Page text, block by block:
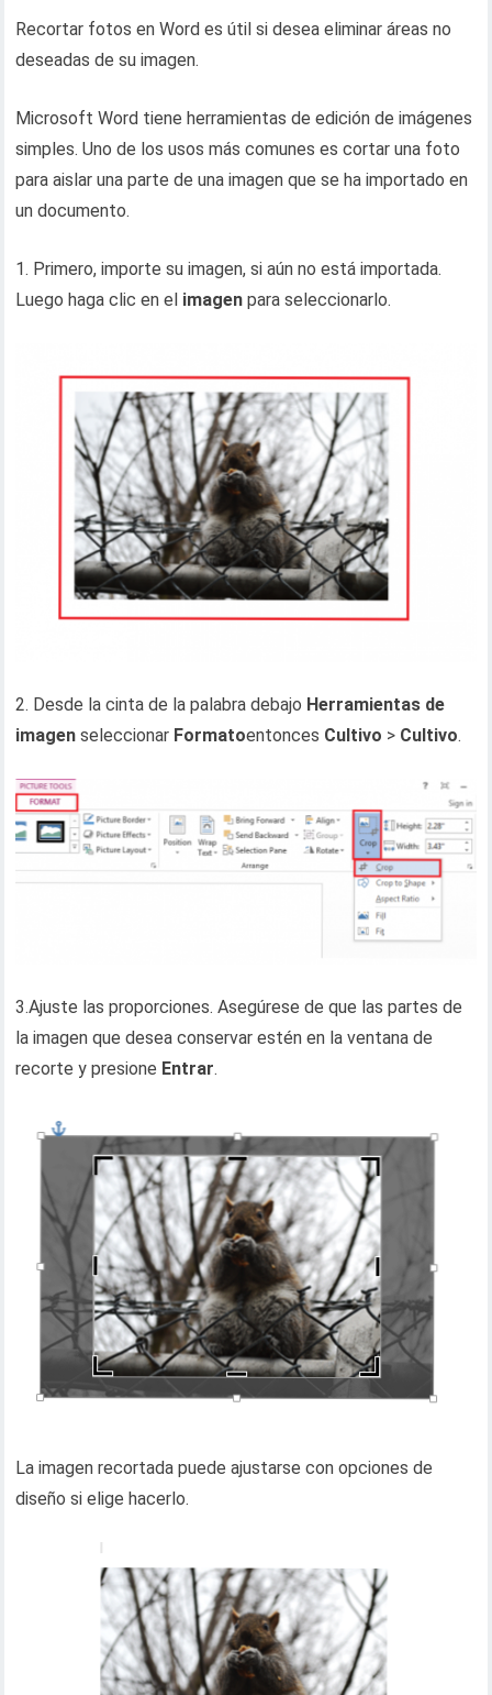
Recortar fotos en Word es útil si desea eliminar áreas no
deseadas de su imagen.
Microsoft Word tiene herramientas de edición de imágenes
simples. Uno de los usos más comunes es cortar una foto
para aislar una parte de una imagen que se ha importado en
un documento.
1. Primero, importe su imagen, si aún no está importada.
Luego haga clic en el imagen para seleccionarlo.
2. Desde la cinta de la palabra debajo Herramientas de
imagen seleccionar Formatoentonces Cultivo > Cultivo.
3.Ajuste las proporciones. Asegúrese de que las partes de
la imagen que desea conservar estén en la ventana de
recorte y presione Entrar.
La imagen recortada puede ajustarse con opciones de
diseño si elige hacerlo.